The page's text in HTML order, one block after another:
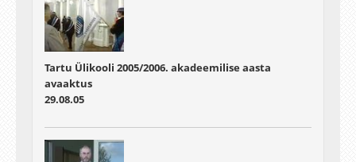
Tartu Ülikooli 2005/2006. akadeemilise aasta
avaaktus
29.08.05